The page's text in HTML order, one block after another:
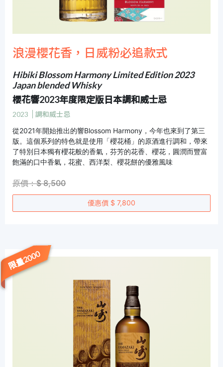
浪漫櫻花香，日威粉必追款式
Hibiki Blossom Harmony Limited Edition 2023
Japan blended Whisky
櫻花響2023年度限定版日本調和威士忌
2023
調和威士忌
從2021年開始推出的響Blossom Harmony，今年也來到了第三
版。這個系列的特色就是使用「櫻花桶」的原酒進行調和，帶來
了特別日本獨有櫻花般的香氣，芬芳的花香、櫻花，圓潤而豐富
飽滿的口中香氣，花蜜、西洋梨、櫻花餅的優雅風味
原價：$ 8,500
優惠價 $ 7,800
限量2000